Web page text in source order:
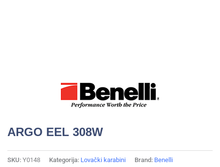
ARGO EEL 308W
SKU: Y0148 Kategorija: Lovački karabini Brand: Benelli